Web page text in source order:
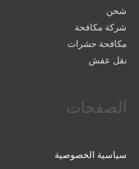
شحن
شركة مكافحة
مكافحة حشرات
نقل عفش
الصفحات
سياسية الخصوصية